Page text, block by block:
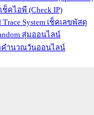
เช็คไอพี (Check IP)
เช็คเลขพัสดุ
สุ่มออนไลน์
คำนวณวันออนไลน์